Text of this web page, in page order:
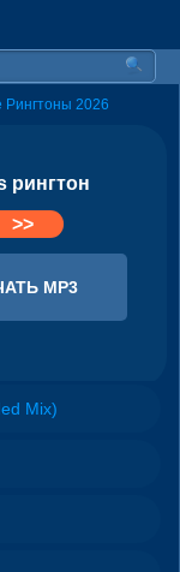
Рингтоны 2026
рингтон
>>
MP3
Mix)